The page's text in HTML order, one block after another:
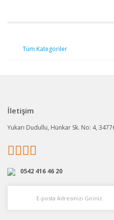
Tüm Kategoriler
İletişim
Yukarı Dudullu, Hünkar Sk. No: 4,
0542 416 46 20